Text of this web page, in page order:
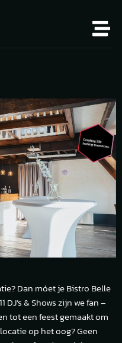
Dan móet je Bistro Belle
& Shows zijn we fan –
tot een feest gemaakt om
op het oog? Geen